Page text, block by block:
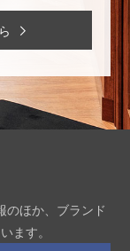
のほか、ブランド
ます。